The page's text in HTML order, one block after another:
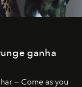
ganha
— Come as you